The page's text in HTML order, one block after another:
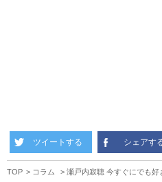
ツイートする シェアす
TOP コラム 瀬戸内寂聴 今すぐにでも